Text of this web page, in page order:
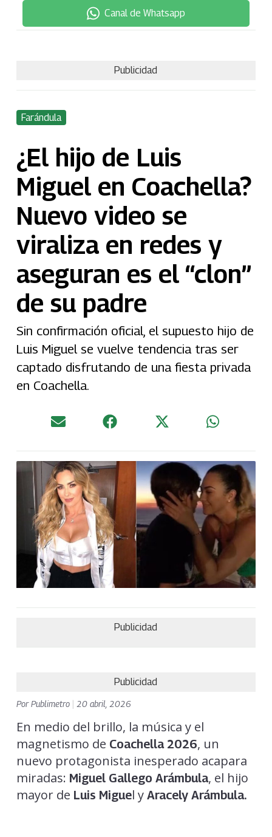
Canal de Whatsapp
Publicidad
Farándula
¿El hijo de Luis
Miguel en Coachella?
Nuevo video se
viraliza en redes y
aseguran es el “clon”
de su padre
Sin confirmación oficial, el supuesto hijo de
Luis Miguel se vuelve tendencia tras ser
captado disfrutando de una fiesta privada
en Coachella.
Publicidad
Publicidad
PorPublimetro 20 abril, 2026
En medio del brillo, la música y el
magnetismo de Coachella 2026, un
nuevo protagonista inesperado acapara
miradas: Miguel Gallego Arámbula, el hijo
mayor de Luis Miguel y Aracely Arámbula.